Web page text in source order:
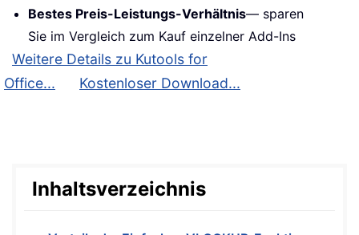
Bestes Preis-Leistungs-Verhältnis— sparen
Sie im Vergleich zum Kauf einzelner Add-Ins
Weitere Details zu Kutools for
Office...
Kostenloser Download...
Inhaltsverzeichnis